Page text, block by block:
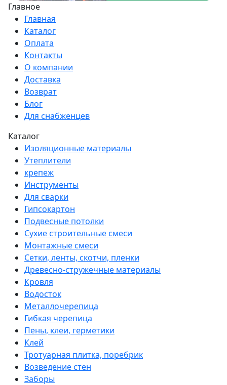
Главное
Главная
Каталог
Оплата
Контакты
О компании
Доставка
Возврат
Блог
Для снабженцев
Каталог
Изоляционные материалы
Утеплители
крепеж
Инструменты
Для сварки
Гипсокартон
Подвесные потолки
Сухие строительные смеси
Монтажные смеси
Сетки, ленты, скотчи, пленки
Древесно-стружечные материалы
Кровля
Водосток
Металлочерепица
Гибкая черепица
Пены, клеи, герметики
Клей
Тротуарная плитка, поребрик
Возведение стен
Заборы